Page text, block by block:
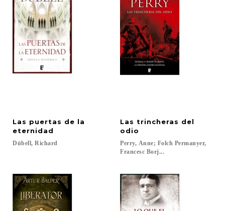
Las puertas de la
eternidad
Dübell, Richard
Las trincheras del
odio
Perry, Anne; Folch Permanyer,
Francesc Borj...